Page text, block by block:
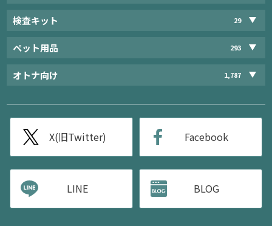
検査キット 29
ペット用品 293
オトナ向け 1,787
X(旧Twitter) Facebook
LINE BLOG